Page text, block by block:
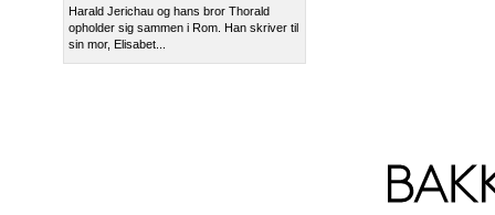
Harald Jerichau og hans bror Thorald
opholder sig sammen i Rom. Han skriver til
sin mor, Elisabet...